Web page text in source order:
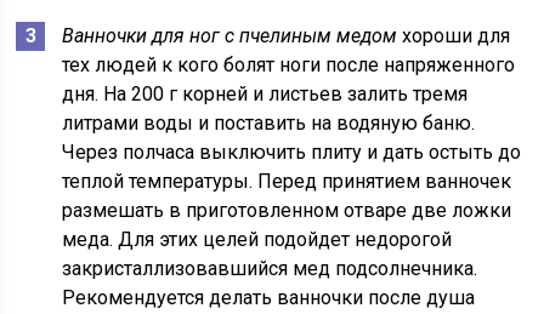
Ванночки для ног с пчелиным медом хороши для
тех людей к кого болят ноги после напряженного
дня. На 200 г корней и листьев залить тремя
литрами воды и поставить на водяную баню.
Через полчаса выключить плиту и дать остыть до
теплой температуры. Перед принятием ванночек
размешать в приготовленном отваре две ложки
меда. Для этих целей подойдет недорогой
закристаллизовавшийся мед подсолнечника.
Рекомендуется делать ванночки после душа